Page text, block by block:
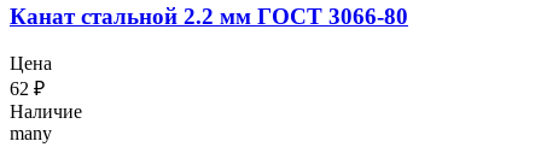
Канат стальной 2.2 мм ГОСТ 3066-80
Цена
62 ₽
Наличие
many